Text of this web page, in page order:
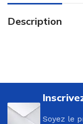
Description
Soyez le